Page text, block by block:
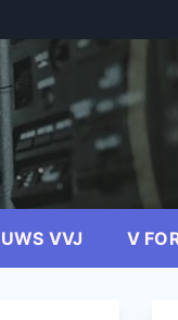
VVJ V